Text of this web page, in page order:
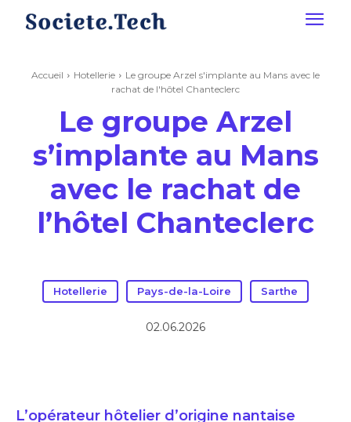
Accueil Hotellerie
Le groupe Arzel s'implante au Mans avec le
rachat de l'hôtel Chanteclerc
Le groupe Arzel
s’implante au Mans
avec le rachat de
l’hôtel Chanteclerc
Hotellerie Pays-de-la-Loire Sarthe
02.06.2026
L’opérateur hôtelier d’origine nantaise